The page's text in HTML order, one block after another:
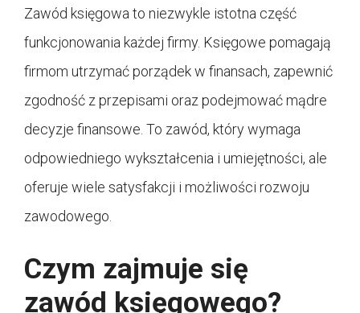
Zawód księgowa to niezwykle istotna część
funkcjonowania każdej firmy. Księgowe pomagają
firmom utrzymać porządek w finansach, zapewnić
zgodność z przepisami oraz podejmować mądre
decyzje finansowe. To zawód, który wymaga
odpowiedniego wykształcenia i umiejętności, ale
oferuje wiele satysfakcji i możliwości rozwoju
zawodowego.
Czym zajmuje się
zawód księgowego?